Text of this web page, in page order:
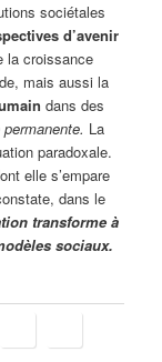
sociétales
d’avenir
la croissance
mais aussi la
dans des
permanente. La
paradoxale.
elle s’empare
dans le
transforme à
sociaux.